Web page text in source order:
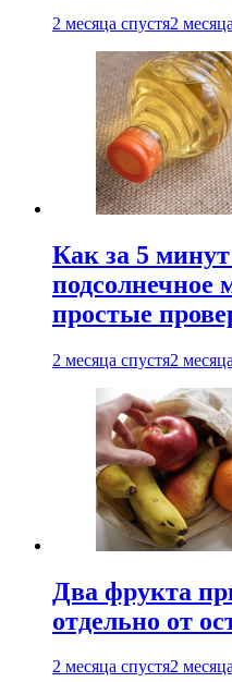
2 месяца спустя2
Как за 5
подсолнечное
простые
2 месяца спустя2
Два фрукта
отдельно от
2 месяца спустя2